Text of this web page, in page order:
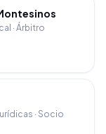
· Árbitro
· Socio